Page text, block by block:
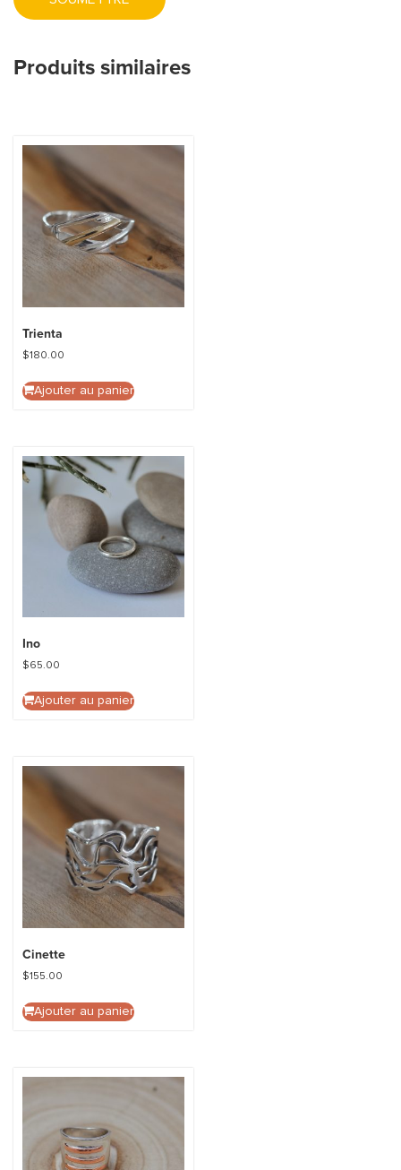
Produits similaires
Trienta
$180.00
Ajouter au panier
Ino
$65.00
Ajouter au panier
Cinette
$155.00
Ajouter au panier